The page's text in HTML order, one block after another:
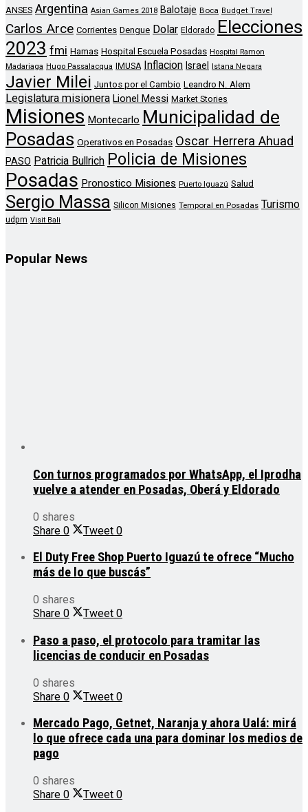
ANSES Argentina Asian Games 2018 Balotaje Boca Budget Travel
Carlos Arce Corrientes Dengue Dolar Eldorado Elecciones
2023 fmi Hamas Hospital Escuela Posadas Hospital Ramon
Madariaga Hugo Passalacqua IMUSA Inflacion Israel Istana Negara
Javier Milei Juntos por el Cambio Leandro N. Alem
Legislatura misionera Lionel Messi Market Stories
Misiones Montecarlo Municipalidad de
Posadas Operativos en Posadas Oscar Herrera Ahuad
PASO Patricia Bullrich Policia de Misiones
Posadas Pronostico Misiones Puerto Iguazú Salud
Sergio Massa Silicon Misiones Temporal en Posadas Turismo
udpm Visit Bali
Popular News
Con turnos programados por WhatsApp, el Iprodha
vuelve a atender en Posadas, Oberá y Eldorado
0 shares
Share 0 Tweet 0
El Duty Free Shop Puerto Iguazú te ofrece “Mucho
más de lo que buscás”
0 shares
Share 0 Tweet 0
Paso a paso, el protocolo para tramitar las
licencias de conducir en Posadas
0 shares
Share 0 Tweet 0
Mercado Pago, Getnet, Naranja y ahora Ualá: mirá
lo que ofrece cada una para dominar los medios de
pago
0 shares
Share 0 Tweet 0